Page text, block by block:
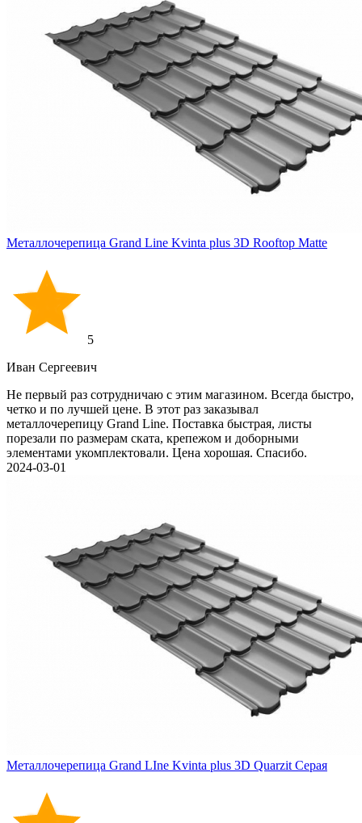
Металлочерепица Grand Line Kvinta plus 3D Rooftop Matte
5
Иван Cергеевич
Не первый раз сотрудничаю с этим магазином. Всегда быстро,
четко и по лучшей цене. В этот раз заказывал
металлочерепицу Grand Line. Поставка быстрая, листы
порезали по размерам ската, крепежом и доборными
элементами укомплектовали. Цена хорошая. Спасибо.
2024-03-01
Металлочерепица Grand LIne Kvinta plus 3D Quarzit Серая